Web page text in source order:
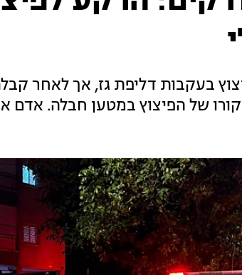
בעקבות דליפת גז, אך לאחר
של הפיצוץ במטען חבלה. אדם